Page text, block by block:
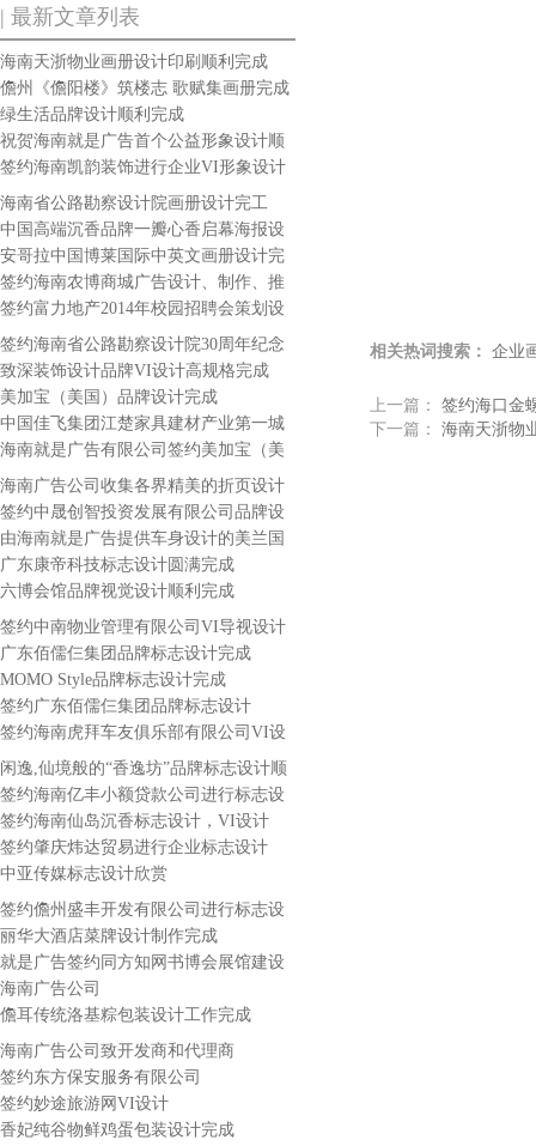
| 最新文章列表
海南天浙物业画册设计印刷顺利完成
儋州《儋阳楼》筑楼志 歌赋集画册完成
绿生活品牌设计顺利完成
祝贺海南就是广告首个公益形象设计顺
利完成
签约海南凯韵装饰进行企业VI形象设计
海南省公路勘察设计院画册设计完工
中国高端沉香品牌一瓣心香启幕海报设
计完成
安哥拉中国博莱国际中英文画册设计完
成
签约海南农博商城广告设计、制作、推
广
签约富力地产2014年校园招聘会策划设
计
签约海南省公路勘察设计院30周年纪念
画册
致深装饰设计品牌VI设计高规格完成
美加宝（美国）品牌设计完成
中国佳飞集团江楚家具建材产业第一城
VI设计
海南就是广告有限公司签约美加宝（美
国）月子中心企业形象设计
海南广告公司收集各界精美的折页设计
及设计阐述
签约中晟创智投资发展有限公司品牌设
计
由海南就是广告提供车身设计的美兰国
际机场巴士全新亮相
广东康帝科技标志设计圆满完成
六博会馆品牌视觉设计顺利完成
签约中南物业管理有限公司VI导视设计
制作
广东佰儒仨集团品牌标志设计完成
MOMO Style品牌标志设计完成
签约广东佰儒仨集团品牌标志设计
签约海南虎拜车友俱乐部有限公司VI设
计
闲逸,仙境般的“香逸坊”品牌标志设计顺
利完成
签约海南亿丰小额贷款公司进行标志设
计
签约海南仙岛沉香标志设计，VI设计
签约肇庆炜达贸易进行企业标志设计
中亚传媒标志设计欣赏
签约儋州盛丰开发有限公司进行标志设
计
丽华大酒店菜牌设计制作完成
就是广告签约同方知网书博会展馆建设
海南广告公司
儋耳传统洛基粽包装设计工作完成
海南广告公司致开发商和代理商
签约东方保安服务有限公司
签约妙途旅游网VI设计
香妃纯谷物鲜鸡蛋包装设计完成
相关热词搜索： 企业
上一篇： 签约海口金
下一篇： 海南天浙物